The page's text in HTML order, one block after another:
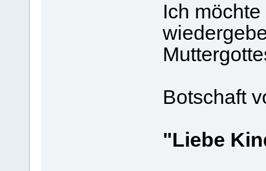
Ich
Botschaft
"Liebe